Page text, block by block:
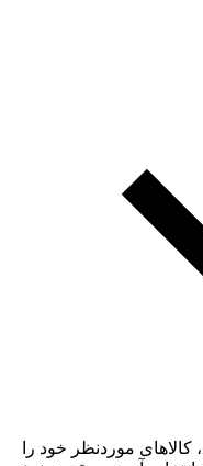
موردنظر خود را